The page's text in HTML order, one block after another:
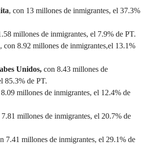
, con 13 millones de inmigrantes, el 37.3%
millones de inmigrantes, el 7.9% de PT.
, con 8.92 millones de inmigrantes,el 13.1%
Unidos, con 8.43 millones de
85.3% de PT.
millones de inmigrantes, el 12.4% de
7.81 millones de inmigrantes, el 20.7% de
7.41 millones de inmigrantes, el 29.1% de